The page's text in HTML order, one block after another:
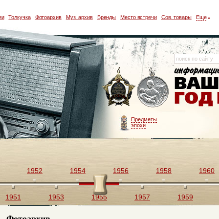
Толкучка Фотоархив Муз. архив Бренды Место встречи Сов. товары Еще
Предметы
эпохи
1951
1952
1953
1954
1955
1956
1957
1958
1959
1960